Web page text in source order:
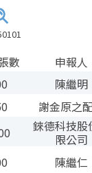
數
申報人
陳繼明
謝金原之
錸德科技股
限公司
陳繼仁